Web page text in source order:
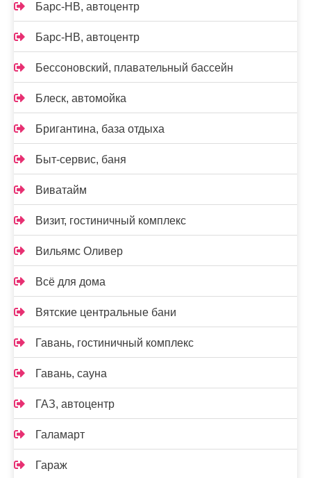
Барс-НВ, автоцентр
Барс-НВ, автоцентр
Бессоновский, плавательный бассейн
Блеск, автомойка
Бригантина, база отдыха
Быт-сервис, баня
Виватайм
Визит, гостиничный комплекс
Вильямс Оливер
Всё для дома
Вятские центральные бани
Гавань, гостиничный комплекс
Гавань, сауна
ГАЗ, автоцентр
Галамарт
Гараж